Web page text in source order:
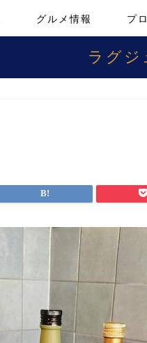
グルメ情報 プ
ラグジ